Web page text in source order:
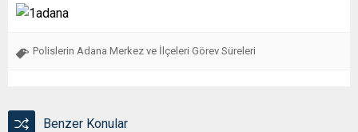
Polislerin Adana Merkez ve İlçeleri Görev Süreleri
Benzer Konular